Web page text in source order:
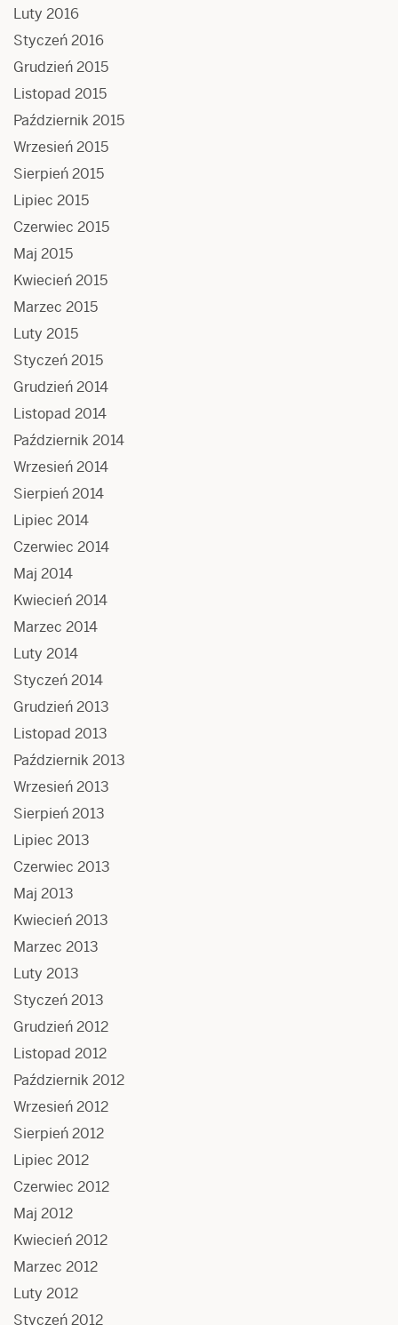
Luty 2016
Styczeń 2016
Grudzień 2015
Listopad 2015
Październik 2015
Wrzesień 2015
Sierpień 2015
Lipiec 2015
Czerwiec 2015
Maj 2015
Kwiecień 2015
Marzec 2015
Luty 2015
Styczeń 2015
Grudzień 2014
Listopad 2014
Październik 2014
Wrzesień 2014
Sierpień 2014
Lipiec 2014
Czerwiec 2014
Maj 2014
Kwiecień 2014
Marzec 2014
Luty 2014
Styczeń 2014
Grudzień 2013
Listopad 2013
Październik 2013
Wrzesień 2013
Sierpień 2013
Lipiec 2013
Czerwiec 2013
Maj 2013
Kwiecień 2013
Marzec 2013
Luty 2013
Styczeń 2013
Grudzień 2012
Listopad 2012
Październik 2012
Wrzesień 2012
Sierpień 2012
Lipiec 2012
Czerwiec 2012
Maj 2012
Kwiecień 2012
Marzec 2012
Luty 2012
Styczeń 2012